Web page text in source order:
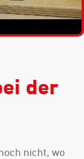
der
nicht, wo